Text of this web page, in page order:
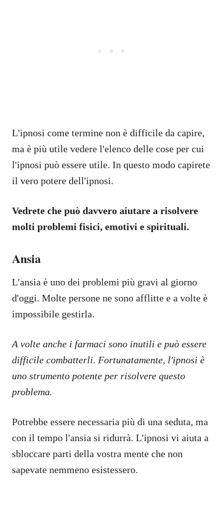
L'ipnosi come termine non è difficile da capire,
ma è più utile vedere l'elenco delle cose per cui
l'ipnosi può essere utile. In questo modo capirete
il vero potere dell'ipnosi.
Vedrete che può davvero aiutare a risolvere
molti problemi fisici, emotivi e spirituali.
Ansia
L'ansia è uno dei problemi più gravi al giorno
d'oggi. Molte persone ne sono afflitte e a volte è
impossibile gestirla.
A volte anche i farmaci sono inutili e può essere
difficile combatterli. Fortunatamente, l'ipnosi è
uno strumento potente per risolvere questo
problema.
Potrebbe essere necessaria più di una seduta, ma
con il tempo l'ansia si ridurrà. L'ipnosi vi aiuta a
sbloccare parti della vostra mente che non
sapevate nemmeno esistessero.